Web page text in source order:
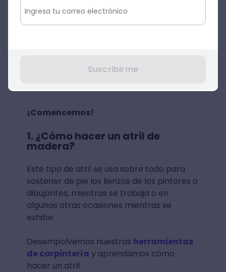
¿Cómo hacer un atril
casero? Paso a paso
aprender cómo hacer un atril paso a paso.
de madera.
¡Comencemos!
1. ¿Cómo hacer un atril de
madera?
Este tipo de atril se usa sobre todo para
sostener de pie los lienzos de los pintores o
dibujantes, mientras se trabaja o en
algunas otras ocasiones mientras se
exhibe.
Desempolvemos nuestras herramientas
de carpintería y aprendamos cómo
hacer un atril.
Suscribirme